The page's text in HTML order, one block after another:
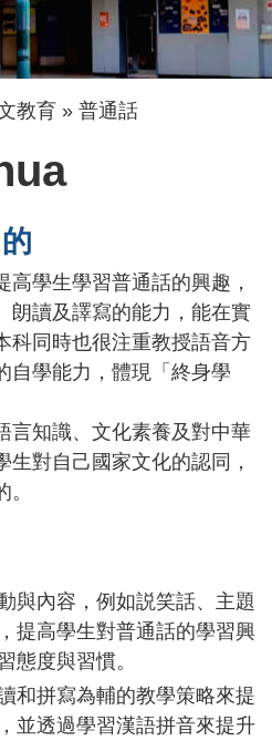
教育 普通話
學生學習普通話的興趣，
朗讀及譯寫的能力，能在實
科同時也很注重教授語音方
自學能力，體現「終身學
言知識、文化素養及對中華
對自己國家文化的認同，
與內容，例如説笑話、主題
提高學生對普通話的學習興
態度與習慣。
和拼寫為輔的教學策略來提
並透過學習漢語拼音來提升